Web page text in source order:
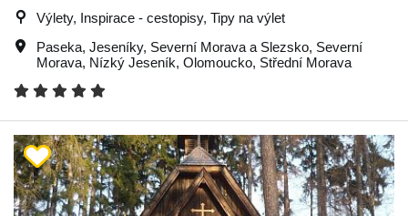
Výlety, Inspirace - cestopisy, Tipy na výlet
Paseka, Jeseníky, Severní Morava a Slezsko, Severní
Morava, Nízký Jeseník, Olomoucko, Střední Morava